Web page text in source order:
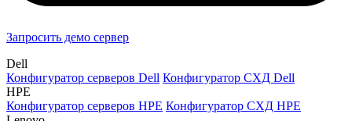
Запросить демо сервер
Dell
Конфигуратор серверов Dell Конфигуратор СХД Dell
HPE
Конфигуратор серверов HPE Конфигуратор СХД HPE